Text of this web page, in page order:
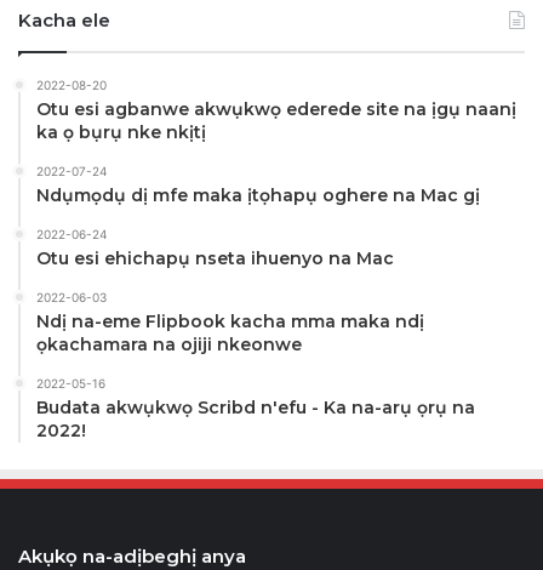
Kacha ele
2022-08-20
Otu esi agbanwe akwụkwọ ederede site na ịgụ naanị
ka ọ bụrụ nke nkịtị
2022-07-24
Ndụmọdụ dị mfe maka ịtọhapụ oghere na Mac gị
2022-06-24
Otu esi ehichapụ nseta ihuenyo na Mac
2022-06-03
Ndị na-eme Flipbook kacha mma maka ndị
ọkachamara na ojiji nkeonwe
2022-05-16
Budata akwụkwọ Scribd n'efu - Ka na-arụ ọrụ na
2022!
Akụkọ na-adịbeghị anya